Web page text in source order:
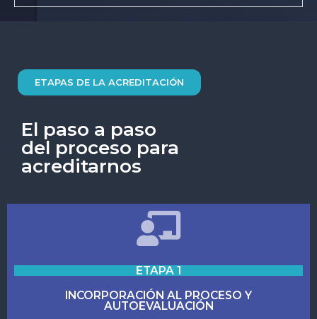
ETAPAS DE LA ACREDITACIÓN
El paso a paso
del proceso para
acreditarnos
ETAPA 1
INCORPORACIÓN AL PROCESO Y
AUTOEVALUACIÓN